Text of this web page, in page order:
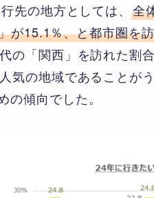
先の地方としては、全
が15.1％、と都市圏を
の「関西」を訪れた割
気の地域であることが
の傾向でした。